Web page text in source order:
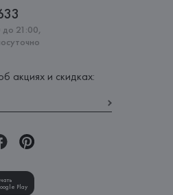
21:00,
акциях и скидках:
Play